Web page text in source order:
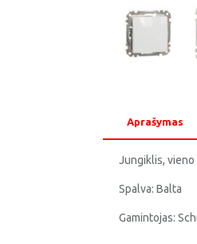
Aprašymas
Jungiklis, vieno
Spalva: Balta
Gamintojas: